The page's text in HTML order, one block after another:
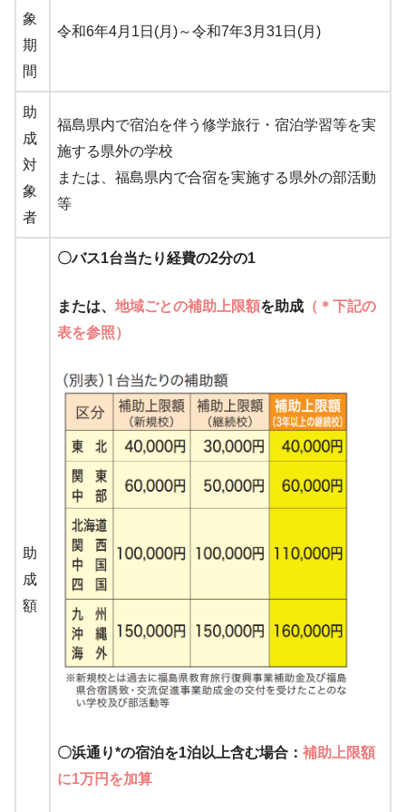
象
期
間
令和6年4月1日(月)～令和7年3月31日(月)
助
成
対
象
者
福島県内で宿泊を伴う修学旅行・宿泊学習等を実
施する県外の学校
または、福島県内で合宿を実施する県外の部活動
等
助
成
額
〇バス1台当たり経費の2分の1
または、 地域ごとの補助上限額を助成 （＊下記の
表を参照）
〇浜通り*の宿泊を1泊以上含む場合： 補助上限額
に1万円を加算